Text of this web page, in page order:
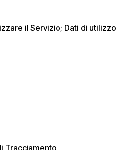
il Servizio; Dati di
Tracciamento